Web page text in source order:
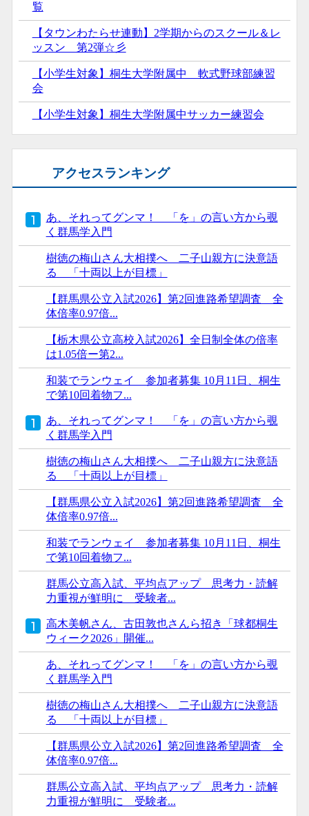
覧
【タウンわたらせ連動】2学期からのスクール＆レ
ッスン 第2弾☆彡
【小学生対象】桐生大学附属中 軟式野球部練習
会
【小学生対象】桐生大学附属中サッカー練習会
アクセスランキング
あ、それってグンマ！ 「を」の言い方から覗
く群馬学入門
樹徳の梅山さん大相撲へ 二子山親方に決意語
る 「十両以上が目標」
【群馬県公立入試2026】第2回進路希望調査 全
体倍率0.97倍...
【栃木県公立高校入試2026】全日制全体の倍率
は1.05倍ー第2...
和装でランウェイ 参加者募集 10月11日、桐生
で第10回着物フ...
あ、それってグンマ！ 「を」の言い方から覗
く群馬学入門
樹徳の梅山さん大相撲へ 二子山親方に決意語
る 「十両以上が目標」
【群馬県公立入試2026】第2回進路希望調査 全
体倍率0.97倍...
和装でランウェイ 参加者募集 10月11日、桐生
で第10回着物フ...
群馬公立高入試、平均点アップ 思考力・読解
力重視が鮮明に 受験者...
高木美帆さん、古田敦也さんら招き「球都桐生
ウィーク2026」開催...
あ、それってグンマ！ 「を」の言い方から覗
く群馬学入門
樹徳の梅山さん大相撲へ 二子山親方に決意語
る 「十両以上が目標」
【群馬県公立入試2026】第2回進路希望調査 全
体倍率0.97倍...
群馬公立高入試、平均点アップ 思考力・読解
力重視が鮮明に 受験者...